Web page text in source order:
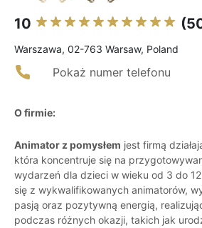
10
Warszawa, 02-763 Warsaw, Poland
Pokaż numer telefonu
O firmie:
Animator z pomysłem jest firmą
która koncentruje się na
wydarzeń dla dzieci w wieku od 3 do 12
się z wykwalifikowanych animatorów,
pasją oraz pozytywną energią,
podczas różnych okazji, takich jak